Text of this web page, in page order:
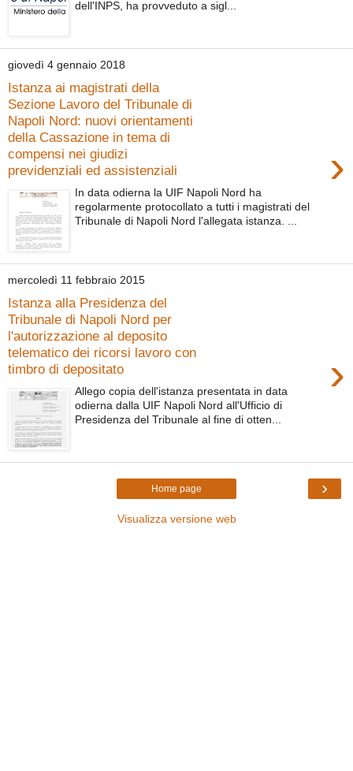
dell'INPS, ha provveduto a sigl...
giovedì 4 gennaio 2018
Istanza ai magistrati della
Sezione Lavoro del Tribunale di
Napoli Nord: nuovi orientamenti
della Cassazione in tema di
compensi nei giudizi
previdenziali ed assistenziali
›
In data odierna la UIF Napoli Nord ha
regolarmente protocollato a tutti i magistrati del
Tribunale di Napoli Nord l'allegata istanza. ...
mercoledì 11 febbraio 2015
Istanza alla Presidenza del
Tribunale di Napoli Nord per
l'autorizzazione al deposito
telematico dei ricorsi lavoro con
timbro di depositato
›
Allego copia dell'istanza presentata in data
odierna dalla UIF Napoli Nord all'Ufficio di
Presidenza del Tribunale al fine di otten...
›
Home page
Visualizza versione web